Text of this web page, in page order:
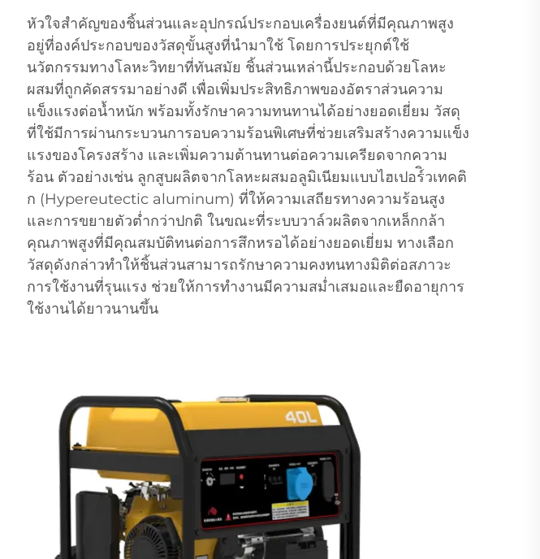
หัวใจสำคัญของชิ้นส่วนและอุปกรณ์ประกอบเครื่องยนต์ที่มีคุณภาพสูง
อยู่ที่องค์ประกอบของวัสดุขั้นสูงที่นำมาใช้ โดยการประยุกต์ใช้
นวัตกรรมทางโลหะวิทยาที่ทันสมัย ชิ้นส่วนเหล่านี้ประกอบด้วยโลหะ
ผสมที่ถูกคัดสรรมาอย่างดี เพื่อเพิ่มประสิทธิภาพของอัตราส่วนความ
แข็งแรงต่อน้ำหนัก พร้อมทั้งรักษาความทนทานได้อย่างยอดเยี่ยม วัสดุ
ที่ใช้มีการผ่านกระบวนการอบความร้อนพิเศษที่ช่วยเสริมสร้างความแข็ง
แรงของโครงสร้าง และเพิ่มความต้านทานต่อความเครียดจากความ
ร้อน ตัวอย่างเช่น ลูกสูบผลิตจากโลหะผสมอลูมิเนียมแบบไฮเปอร์ิวเทคติ
ก (Hypereutectic aluminum) ที่ให้ความเสถียรทางความร้อนสูง
และการขยายตัวต่ำกว่าปกติ ในขณะที่ระบบวาล์วผลิตจากเหล็กกล้า
คุณภาพสูงที่มีคุณสมบัติทนต่อการสึกหรอได้อย่างยอดเยี่ยม ทางเลือก
วัสดุดังกล่าวทำให้ชิ้นส่วนสามารถรักษาความคงทนทางมิติต่อสภาวะ
การใช้งานที่รุนแรง ช่วยให้การทำงานมีความสม่ำเสมอและยืดอายุการ
ใช้งานได้ยาวนานขึ้น